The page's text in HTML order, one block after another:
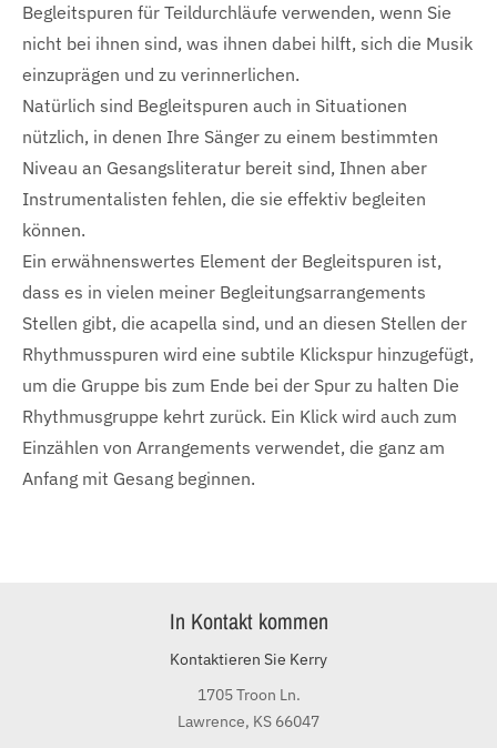
Begleitspuren für Teildurchläufe verwenden, wenn Sie
nicht bei ihnen sind, was ihnen dabei hilft, sich die Musik
einzuprägen und zu verinnerlichen.
Natürlich sind Begleitspuren auch in Situationen
nützlich, in denen Ihre Sänger zu einem bestimmten
Niveau an Gesangsliteratur bereit sind, Ihnen aber
Instrumentalisten fehlen, die sie effektiv begleiten
können.
Ein erwähnenswertes Element der Begleitspuren ist,
dass es in vielen meiner Begleitungsarrangements
Stellen gibt, die acapella sind, und an diesen Stellen der
Rhythmusspuren wird eine subtile Klickspur hinzugefügt,
um die Gruppe bis zum Ende bei der Spur zu halten Die
Rhythmusgruppe kehrt zurück. Ein Klick wird auch zum
Einzählen von Arrangements verwendet, die ganz am
Anfang mit Gesang beginnen.
In Kontakt kommen
Kontaktieren Sie Kerry
1705 Troon Ln.
Lawrence, KS 66047